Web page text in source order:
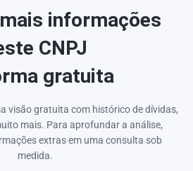
mais informações
CNPJ
gratuita
visão gratuita com histórico de dívidas,
mais. Para aprofundar a análise,
extras em uma consulta sob
medida.